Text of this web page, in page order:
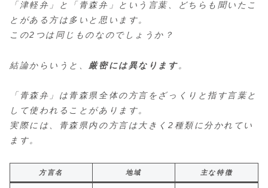
「津軽弁」と「青森弁」という言葉、どちらも聞いたこ
とがある方は多いと思います。
この2つは同じものなのでしょうか？
結論からいうと、 厳密には異なります。
「青森弁」は青森県全体の方言をざっくりと指す言葉と
して使われることがあります。
実際には、青森県内の方言は大きく2種類に分かれてい
ます。
方言名 地域 主な特徴